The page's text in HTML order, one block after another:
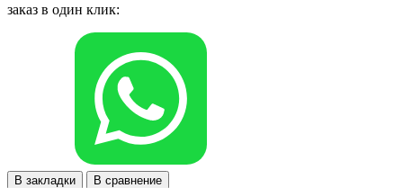
заказ в один клик:
В закладки В сравнение